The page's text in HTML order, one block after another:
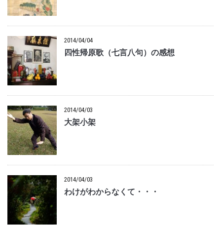
2014/04/04
四性帰原歌（七言八句）の感想
2014/04/03
大架小架
2014/04/03
わけがわからなくて・・・